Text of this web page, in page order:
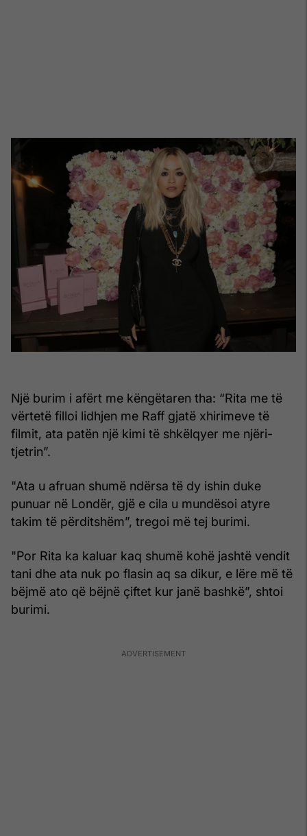
Një burim i afërt me këngëtaren tha: “Rita me të
vërtetë filloi lidhjen me Raff gjatë xhirimeve të
filmit, ata patën një kimi të shkëlqyer me njëri-
tjetrin”.
"Ata u afruan shumë ndërsa të dy ishin duke
punuar në Londër, gjë e cila u mundësoi atyre
takim të përditshëm”, tregoi më tej burimi.
"Por Rita ka kaluar kaq shumë kohë jashtë vendit
tani dhe ata nuk po flasin aq sa dikur, e lëre më të
bëjmë ato që bëjnë çiftet kur janë bashkë”, shtoi
burimi.